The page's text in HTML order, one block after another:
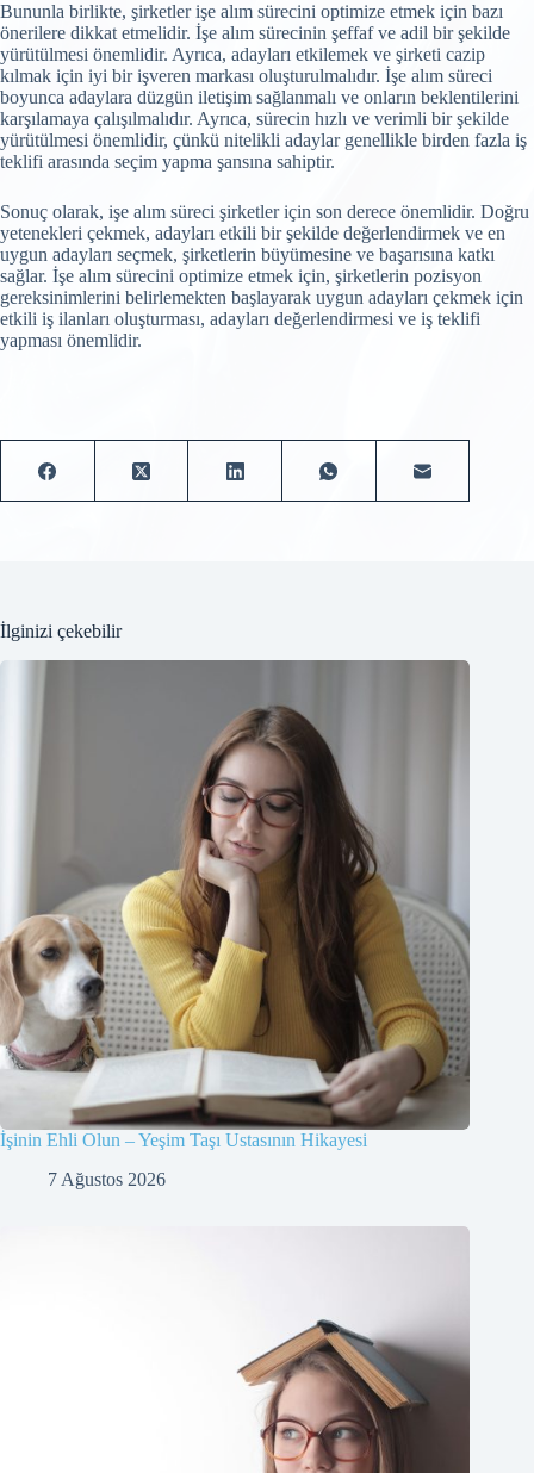
Bununla birlikte, şirketler işe alım sürecini optimize etmek için bazı
önerilere dikkat etmelidir. İşe alım sürecinin şeffaf ve adil bir şekilde
yürütülmesi önemlidir. Ayrıca, adayları etkilemek ve şirketi cazip
kılmak için iyi bir işveren markası oluşturulmalıdır. İşe alım süreci
boyunca adaylara düzgün iletişim sağlanmalı ve onların beklentilerini
karşılamaya çalışılmalıdır. Ayrıca, sürecin hızlı ve verimli bir şekilde
yürütülmesi önemlidir, çünkü nitelikli adaylar genellikle birden fazla iş
teklifi arasında seçim yapma şansına sahiptir.
Sonuç olarak, işe alım süreci şirketler için son derece önemlidir. Doğru
yetenekleri çekmek, adayları etkili bir şekilde değerlendirmek ve en
uygun adayları seçmek, şirketlerin büyümesine ve başarısına katkı
sağlar. İşe alım sürecini optimize etmek için, şirketlerin pozisyon
gereksinimlerini belirlemekten başlayarak uygun adayları çekmek için
etkili iş ilanları oluşturması, adayları değerlendirmesi ve iş teklifi
yapması önemlidir.
İlginizi çekebilir
İşinin Ehli Olun – Yeşim Taşı Ustasının Hikayesi
7 Ağustos 2026